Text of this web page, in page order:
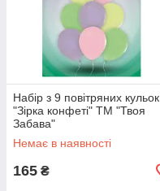
Набір з 9 повітряних кульок
"Зірка конфеті" ТМ "Твоя
Забава"
Немає в наявності
165 ₴